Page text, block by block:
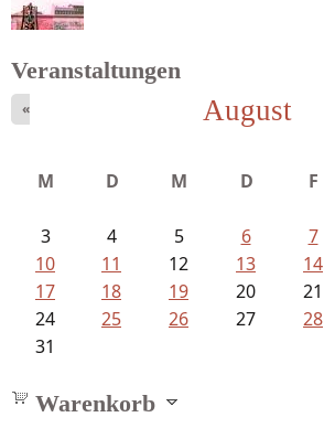
Veranstaltungen
August
«
M D M D F
3
4 5 6 7
10
11 12 13 14
17
18 19 20 21
24
25 26 27 28
31
Warenkorb